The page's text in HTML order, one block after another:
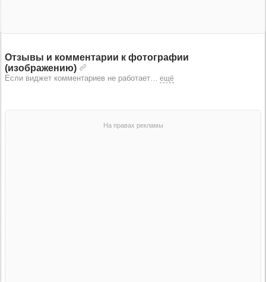
Отзывы и комментарии к фотографии
(изображению)
Если виджет комментариев не работает ещё